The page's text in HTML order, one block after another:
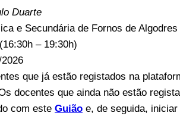
Duarte
e Secundária de Fornos de
– 19:30h)
que já estão registados na
docentes que ainda não estão
com este Guião e, de seguida,